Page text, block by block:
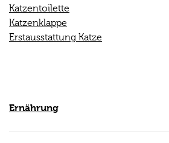
Katzentoilette
Katzenklappe
Erstausstattung Katze
Ernährung